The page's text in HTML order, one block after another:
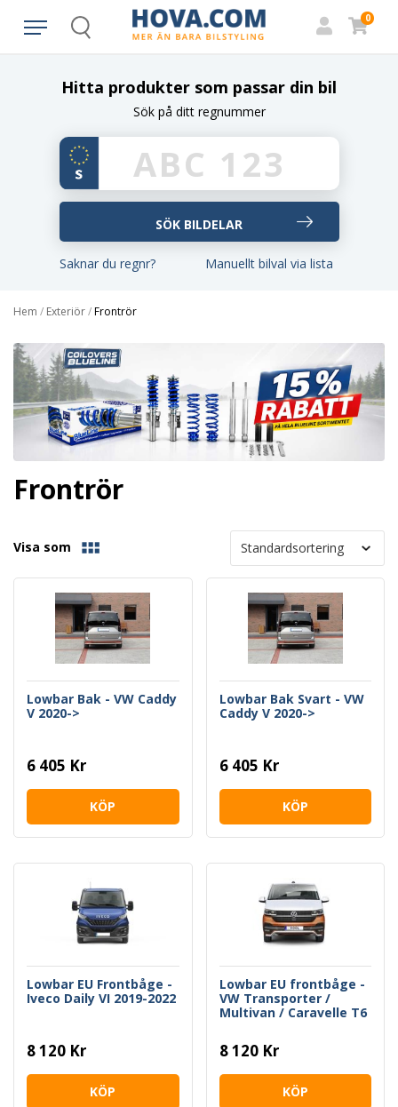
Search
0
Hitta produkter som passar din bil
Sök på ditt regnummer
Saknar du regnr? Manuellt bilval via lista
Hem / Exteriör/Frontrör
Frontrör
Visa som
Lowbar Bak - VW Caddy
V 2020->
6 405 Kr
KÖP
Lowbar Bak Svart - VW
Caddy V 2020->
6 405 Kr
KÖP
Lowbar EU Frontbåge -
Iveco Daily VI 2019-2022
8 120 Kr
KÖP
Lowbar EU frontbåge -
VW Transporter /
Multivan / Caravelle T6
8 120 Kr
KÖP